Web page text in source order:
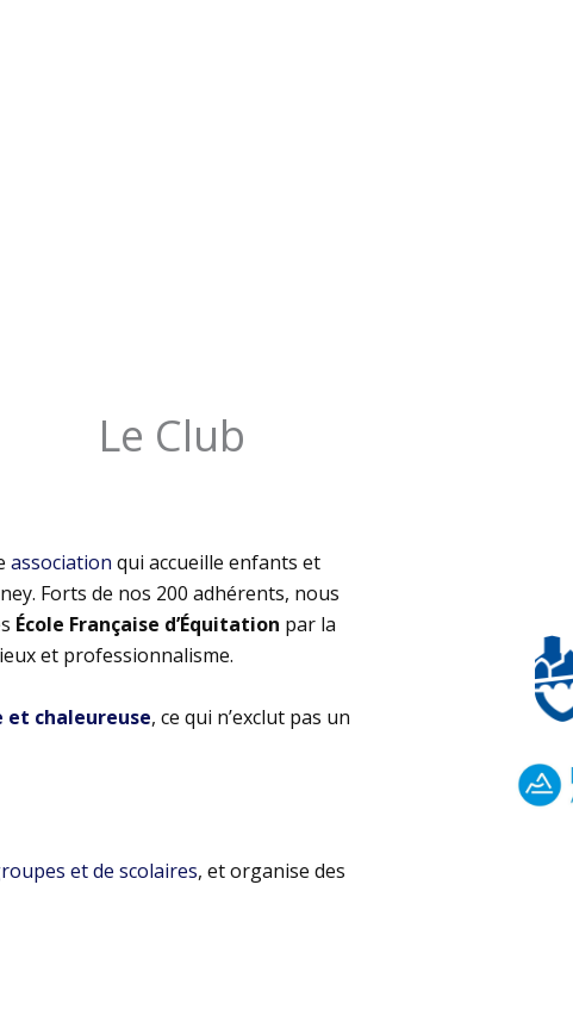
Le Club
association qui accueille enfants et
Forts de nos 200 adhérents, nous
École Française d’Équitation par la
et professionnalisme.
chaleureuse, ce qui n’exclut pas un
et de scolaires, et organise des